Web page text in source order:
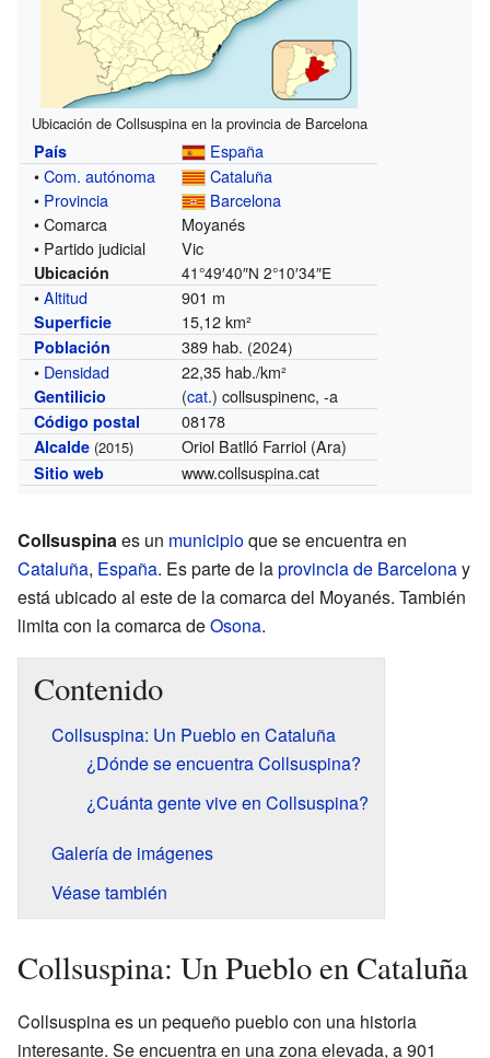
Ubicación de Collsuspina en la provincia de Barcelona
País
España
•Com. autónoma
Cataluña
• Provincia
Barcelona
• Comarca
Moyanés
• Partido judicial
Vic
Ubicación 41°49′40″N 2°10′34″E
•Altitud 901 m
Superficie 15,12 km²
Población 389 hab. (2024)
• Densidad 22,35 hab./km²
Gentilicio (cat.) collsuspinenc, -a
Código postal 08178
Alcalde (2015) Oriol Batlló Farriol (Ara)
Sitio web www.collsuspina.cat
Collsuspinaes un municipioque se encuentra en
Cataluña, España. Es parte de laprovincia de Barcelonay
está ubicado al este de la comarca del Moyanés. También
limita con la comarca deOsona.
Contenido
Collsuspina: Un Pueblo en Cataluña
¿Dónde se encuentra Collsuspina?
¿Cuánta gente vive en Collsuspina?
Galería de imágenes
Véase también
Collsuspina: Un Pueblo en Cataluña
Collsuspina es un pequeño pueblo con una historia
interesante. Se encuentra en una zona elevada, a 901